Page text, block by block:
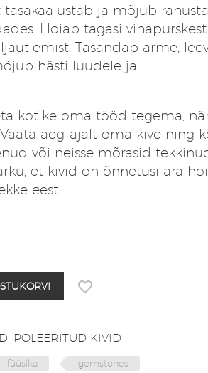
ja mõjub
Hoiab tagasi vihapurskest
Tasandab arme,
hästi luudele ja
kotike oma tööd tegema,
aeg-ajalt oma kive ning
või neisse mõrasid
et kivid on õnnetusi ära
eest.
, POLEERITUD KIVID
füüsika gemstones